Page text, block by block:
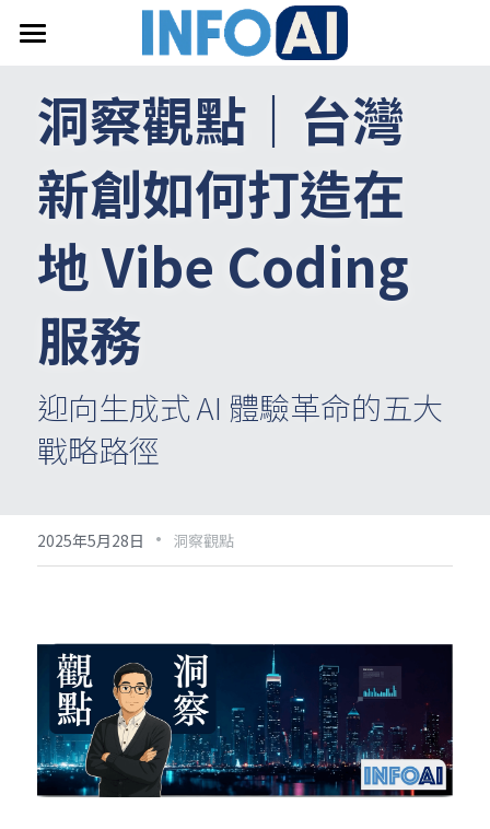
關於InfoAI
訂閱電子報
最新文章
搜索
email聯絡
洞察觀點｜台灣
新創如何打造在
地 Vibe Coding
服務
迎向生成式 AI 體驗革命的五大
戰略路徑
2025年5月28日 · 洞察觀點